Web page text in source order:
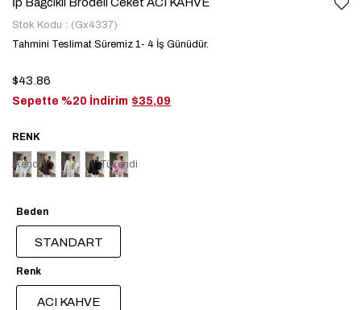
Stok Kodu
(Gx4337)
Tahmini Teslimat Süremiz 1- 4 İş Günüdür.
$43.86
Sepette %20 İndirim $35,09
Tükendi Tükendi
Beden
STANDART
Renk
ACI KAHVE